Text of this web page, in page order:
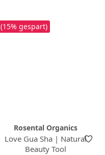
(15% gespart)
Rosental Organics
Love Gua Sha | Natural
Beauty Tool